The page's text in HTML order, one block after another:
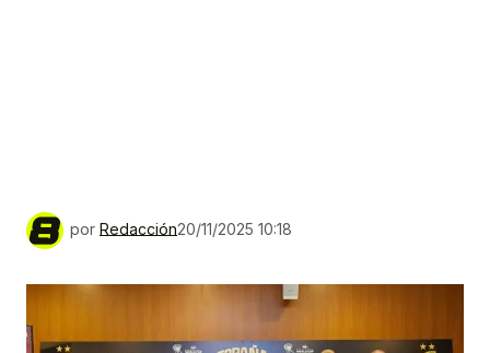
por Redacción20/11/2025 10:18